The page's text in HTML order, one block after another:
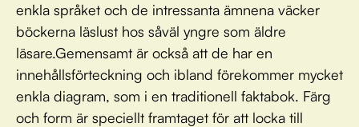
enkla språket och de intressanta ämnena väcker
böckerna läslust hos såväl yngre som äldre
läsare.Gemensamt är också att de har en
innehållsförteckning och ibland förekommer mycket
enkla diagram, som i en traditionell faktabok. Färg
och form är speciellt framtaget för att locka till